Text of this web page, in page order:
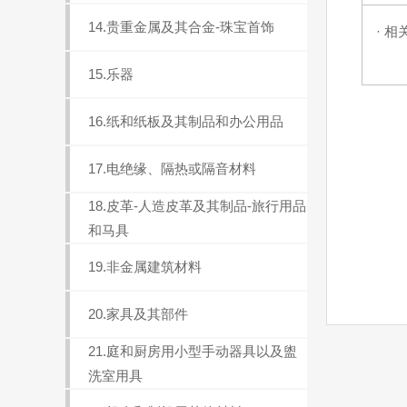
14.贵重金属及其合金-珠宝首饰
15.乐器
16.纸和纸板及其制品和办公用品
17.电绝缘、隔热或隔音材料
18.皮革-人造皮革及其制品-旅行用品
和马具
19.非金属建筑材料
20.家具及其部件
21.庭和厨房用小型手动器具以及盥
洗室用具
· 相